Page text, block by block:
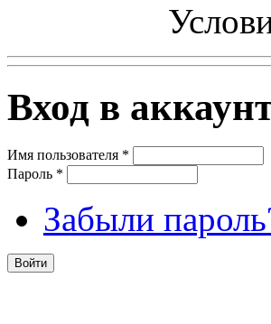
Вход в
Имя пользователя *
Пароль *
Забыли